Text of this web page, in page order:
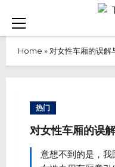
content
Primary
Home » 对女性车厢的误解
热门
对女性车厢的误
意想不到的是，我